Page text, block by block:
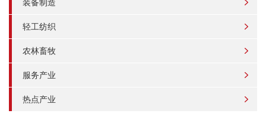
装备制造
轻工纺织
农林畜牧
服务产业
热点产业